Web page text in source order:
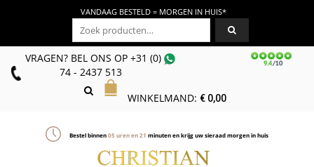
VANDAAG BESTELD = MORGEN IN HUIS*
Zoeken naar:
VRAGEN? BEL ONS OP+31 (0)
74 - 2437 513
WINKELMAND: €0,00
Bestel binnen05 uren en21 minuten en krijg uw sieraad morgen in huis